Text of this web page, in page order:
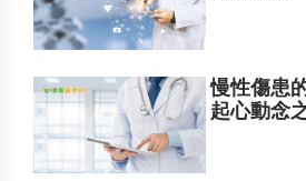
慢性傷患
起心動念